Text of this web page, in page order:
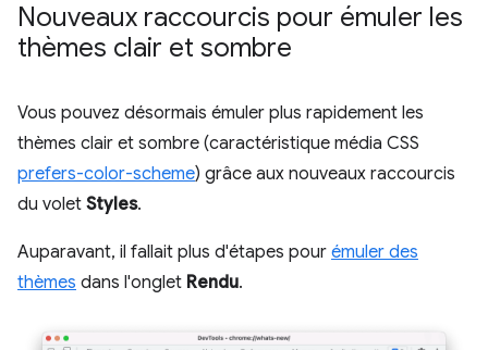
Nouveaux raccourcis pour émuler les
thèmes clair et sombre
Vous pouvez désormais émuler plus rapidement les
thèmes clair et sombre (caractéristique média CSS
prefers-color-scheme) grâce aux nouveaux raccourcis
du volet Styles.
Auparavant, il fallait plus d'étapes pour émuler des
thèmes dans l'onglet Rendu.